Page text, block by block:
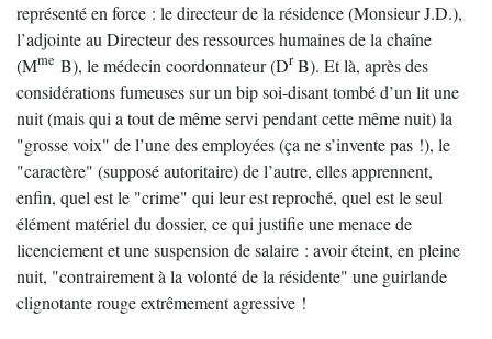
représenté en force : le directeur de la résidence (Monsieur J.D.),
l’adjointe au Directeur des ressources humaines de la chaîne
(Mme B), le médecin coordonnateur (Dr B). Et là, après des
considérations fumeuses sur un bip soi-disant tombé d’un lit une
nuit (mais qui a tout de même servi pendant cette même nuit) la
"grosse voix" de l’une des employées (ça ne s’invente pas !), le
"caractère" (supposé autoritaire) de l’autre, elles apprennent,
enfin, quel est le "crime" qui leur est reproché, quel est le seul
élément matériel du dossier, ce qui justifie une menace de
licenciement et une suspension de salaire : avoir éteint, en pleine
nuit, "contrairement à la volonté de la résidente" une guirlande
clignotante rouge extrêmement agressive !